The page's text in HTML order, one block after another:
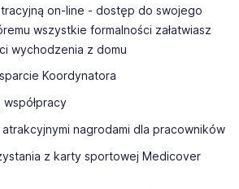
on-line - dostęp do swojego
wszystkie formalności załatwiasz
wychodzenia z domu
Koordynatora
współpracy
nagrodami dla pracowników
z karty sportowej Medicover